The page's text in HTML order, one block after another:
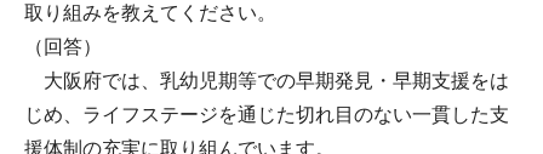
取り組みを教えてください。
（回答）
大阪府では、乳幼児期等での早期発見・早期支援をは
じめ、ライフステージを通じた切れ目のない一貫した支
援体制の充実に取り組んでいます。